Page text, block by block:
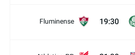
Fluminense 19:30